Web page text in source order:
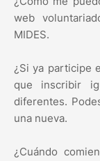
web
MIDES.
¿Si ya participe
que inscribir
diferentes.
una nueva.
¿Cuándo